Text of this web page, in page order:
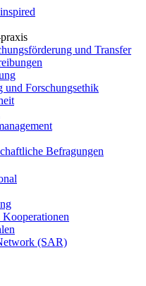
und Transfer
und Forschungsethik
Befragungen
(SAR)